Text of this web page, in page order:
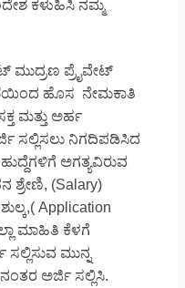
ಕಳುಹಿಸಿ ನಮ್ಮ
ಮುದ್ರಣ ಪ್ರೈವೇಟ್
ಹೊಸ ನೇಮಕಾತಿ
ಮತ್ತು ಅರ್ಹ
ಸಲ್ಲಿಸಲು ನಿಗದಿಪಡಿಸಿದ
ಅಗತ್ಯವಿರುವ
ಶ್ರೇಣಿ, (Salary)
Application
ಮಾಹಿತಿ ಕೆಳಗೆ
ಮುನ್ನ
ಅರ್ಜಿ ಸಲ್ಲಿಸಿ.